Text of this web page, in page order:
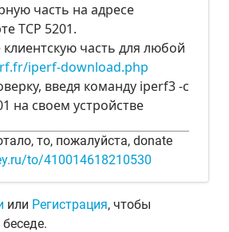
часть на адресе
TCP 5201.
клиентскую часть для любой
iperf-download.php
введя команду iperf3 -c
на своем устройстве
то, пожалуйста, donate
to/410014618210530
или Регистрация, чтобы